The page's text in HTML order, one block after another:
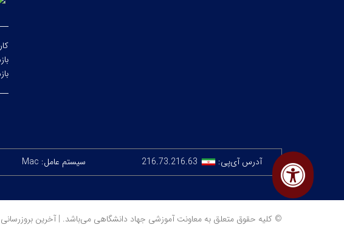
آدرس آی‌پی: 216.73.216.63 سیستم عامل: Mac
© کلیه حقوق متعلق به معاونت آموزشی جهاد دانشگاهی می‌باشد. | آخرین بروزرسانی: یکشنبه ۱۸